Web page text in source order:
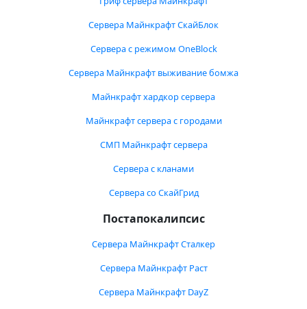
Сервера Майнкрафт СкайБлок
Сервера с режимом OneBlock
Сервера Майнкрафт выживание бомжа
Майнкрафт хардкор сервера
Майнкрафт сервера с городами
СМП Майнкрафт сервера
Сервера с кланами
Сервера со СкайГрид
Постапокалипсис
Сервера Майнкрафт Сталкер
Сервера Майнкрафт Раст
Сервера Майнкрафт DayZ